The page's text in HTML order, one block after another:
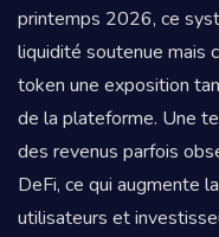
printemps 2026, ce
liquidité soutenue mais
token une exposition
de la plateforme. Une
des revenus parfois
DeFi, ce qui augmente
utilisateurs et